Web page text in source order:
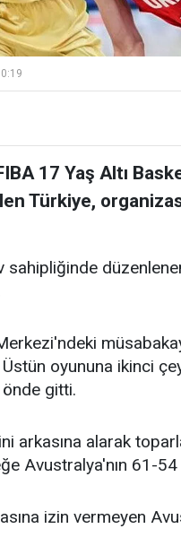
17 Yaş Altı
Türkiye,
sahipliğinde
oyununa ikinci
gitti.
arkasına alarak
Avustralya'nın 61-
izin vermeyen